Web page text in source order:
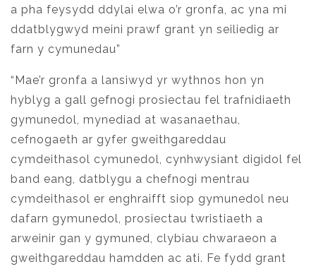
a pha feysydd ddylai elwa o’r gronfa, ac yna mi
ddatblygwyd meini prawf grant yn seiliedig ar
farn y cymunedau”
“Mae’r gronfa a lansiwyd yr wythnos hon yn
hyblyg a gall gefnogi prosiectau fel trafnidiaeth
gymunedol, mynediad at wasanaethau,
cefnogaeth ar gyfer gweithgareddau
cymdeithasol cymunedol, cynhwysiant digidol fel
band eang, datblygu a chefnogi mentrau
cymdeithasol er enghraifft siop gymunedol neu
dafarn gymunedol, prosiectau twristiaeth a
arweinir gan y gymuned, clybiau chwaraeon a
gweithgareddau hamdden ac ati. Fe fydd grant